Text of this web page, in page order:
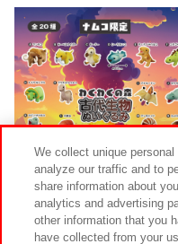
わくわくの森 古代生物ぬいぐる
2026年7月17日～登場
We collect unique
analyze our traffic and to
share information about
analytics and advertising
other information that you
have collected from your